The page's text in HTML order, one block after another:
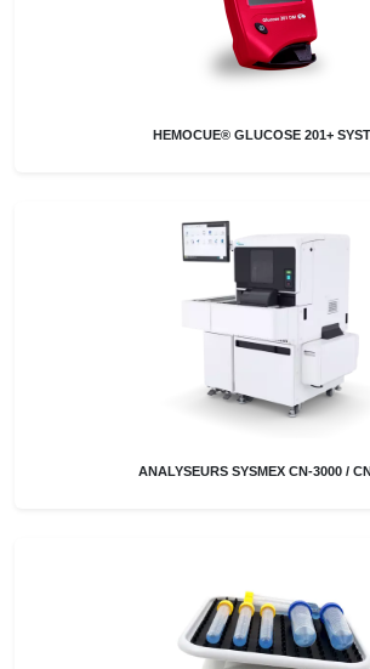
HEMOCUE® GLUCOSE 201+
ANALYSEURS SYSMEX CN-3000 /